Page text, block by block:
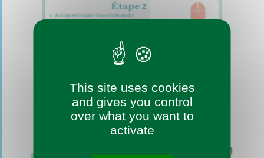
This site uses cookies
and gives you control
over what you want to
activate